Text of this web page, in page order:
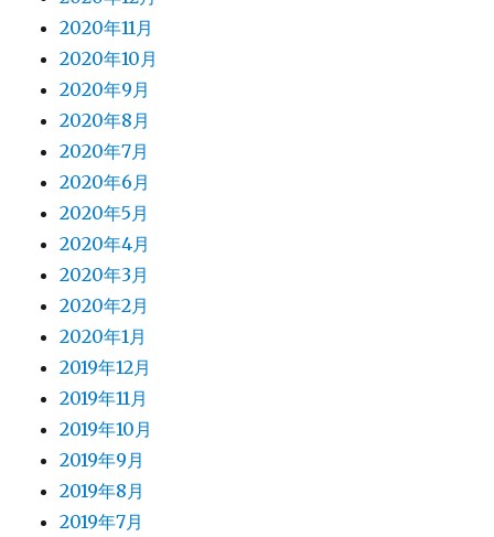
2020年11月
2020年10月
2020年9月
2020年8月
2020年7月
2020年6月
2020年5月
2020年4月
2020年3月
2020年2月
2020年1月
2019年12月
2019年11月
2019年10月
2019年9月
2019年8月
2019年7月